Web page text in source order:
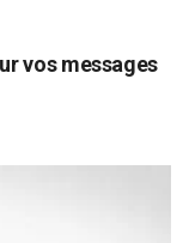
vos messages